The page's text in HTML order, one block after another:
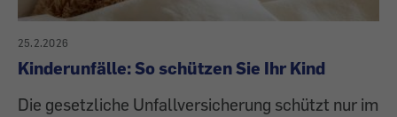
25.2.2026
Kinderunfälle: So schützen Sie Ihr Kind
Die gesetzliche Unfallversicherung schützt nur im